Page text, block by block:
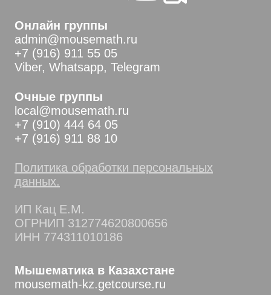
Онлайн группы
admin@mousemath.ru
+7 (916) 911 55 05
Viber, Whatsapp, Telegram
Очные группы
local@mousemath.ru
+7 (910) 444 64 05
+7 (916) 911 88 10
Политика обработки персональных
данных.
ИП Кац Е.М.
ОГРНИП 312774620800656
ИНН 774311010186
Мышематика в Казахстане
mousemath-kz.getcourse.ru